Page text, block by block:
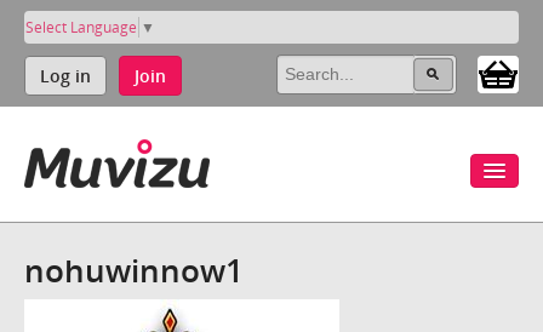
Select Language ▼
Log in Join
nohuwinnow1